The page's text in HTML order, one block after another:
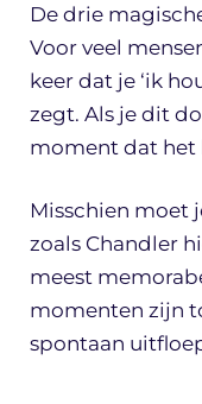
De drie
Voor veel
keer dat je ‘ik
zegt. Als je dit
moment dat het
Misschien moet
zoals Chandler
meest
momenten zijn
spontaan